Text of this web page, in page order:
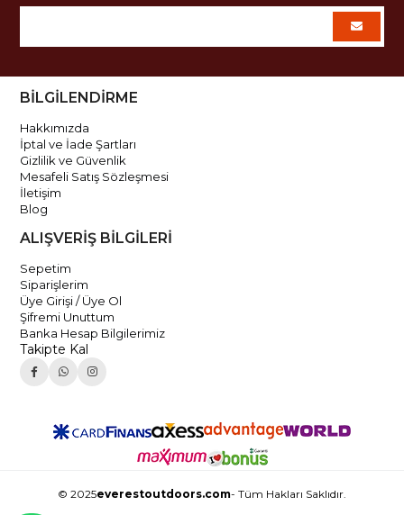
BİLGİLENDİRME
Hakkımızda
İptal ve İade Şartları
Gizlilik ve Güvenlik
Mesafeli Satış Sözleşmesi
İletişim
Blog
ALIŞVERİŞ BİLGİLERİ
Sepetim
Siparişlerim
Üye Girişi / Üye Ol
Şifremi Unuttum
Banka Hesap Bilgilerimiz
Takipte Kal
© 2025everestoutdoors.com- Tüm Hakları Saklıdır.